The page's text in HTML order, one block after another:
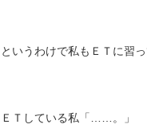
というわけで私もＥＴに習
ＥＴしている私「……。」